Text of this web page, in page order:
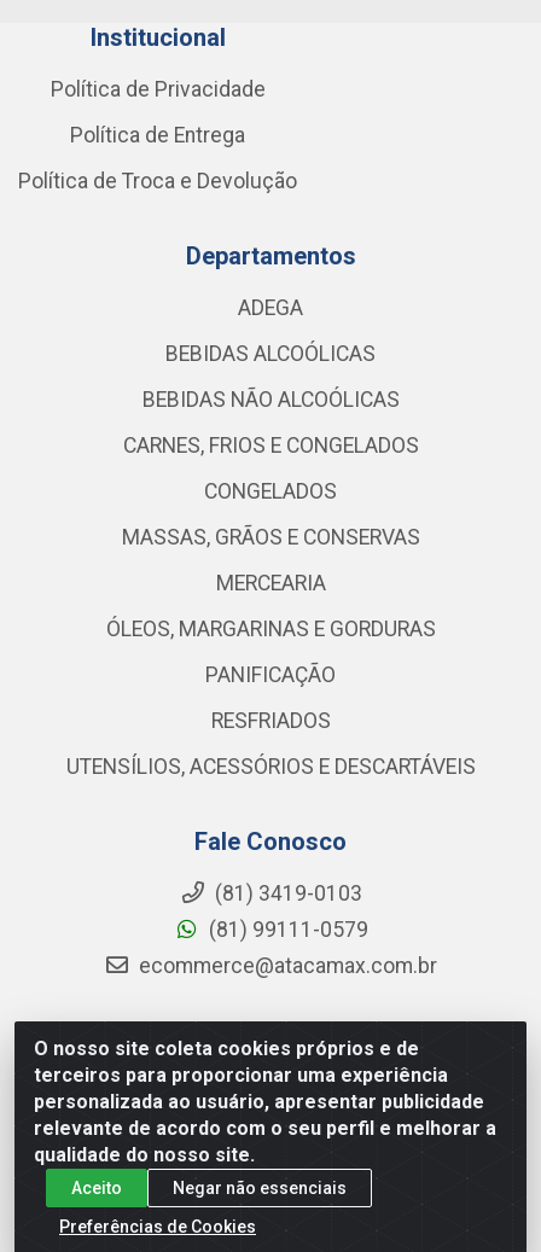
O nosso site coleta cookies próprios e de
terceiros para proporcionar uma experiência
personalizada ao usuário, apresentar publicidade
relevante de acordo com o seu perfil e melhorar a
qualidade do nosso site.
Aceito
Negar não essenciais
Preferências de Cookies
Institucional
Política de Privacidade
Política de Entrega
Política de Troca e Devolução
Departamentos
ADEGA
BEBIDAS ALCOÓLICAS
BEBIDAS NÃO ALCOÓLICAS
CARNES, FRIOS E CONGELADOS
CONGELADOS
MASSAS, GRÃOS E CONSERVAS
MERCEARIA
ÓLEOS, MARGARINAS E GORDURAS
PANIFICAÇÃO
RESFRIADOS
UTENSÍLIOS, ACESSÓRIOS E DESCARTÁVEIS
Fale Conosco
(81) 3419-0103
(81) 99111-0579
ecommerce@atacamax.com.br
Atacamax Importadora de Alimentos LTDA - RODOVIA BR-
101 - SUL, KM 79,60 GP E GALPAO:D - Muribeca, Jaboatão dos
Guararapes - PE, 54355-010 - CNPJ 08.305.623/0001-84